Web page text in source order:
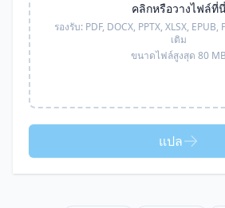
คลิกหรือวางไฟล์ที่
รองรับ: PDF, DOCX, PPTX, XLSX, EPUB,
เติม
ขนาดไฟล์สูงสุด 80 MB
แปล